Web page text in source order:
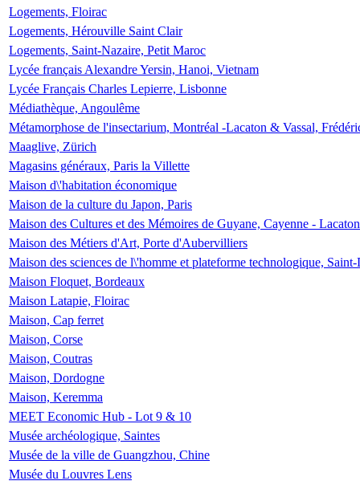
Logements, Floirac
Logements, Hérouville Saint Clair
Logements, Saint-Nazaire, Petit Maroc
Lycée français Alexandre Yersin, Hanoi, Vietnam
Lycée Français Charles Lepierre, Lisbonne
Médiathèque, Angoulême
Métamorphose de l'insectarium, Montréal -Lacaton & Vassal,
Maaglive, Zürich
Magasins généraux, Paris la Villette
Maison d\'habitation économique
Maison de la culture du Japon, Paris
Maison des Cultures et des Mémoires de Guyane, Cayenne -
Maison des Métiers d'Art, Porte d'Aubervilliers
Maison des sciences de l\'homme et plateforme technologique,
Maison Floquet, Bordeaux
Maison Latapie, Floirac
Maison, Cap ferret
Maison, Corse
Maison, Coutras
Maison, Dordogne
Maison, Keremma
MEET Economic Hub - Lot 9 & 10
Musée archéologique, Saintes
Musée de la ville de Guangzhou, Chine
Musée du Louvres Lens